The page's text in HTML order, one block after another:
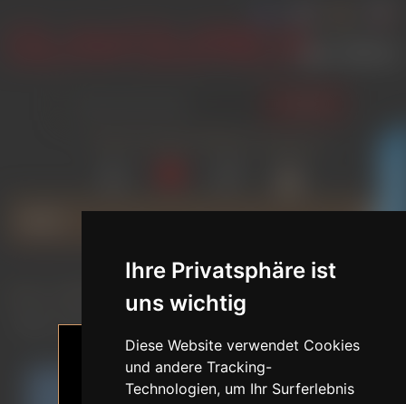
Ihre Privatsphäre ist
uns wichtig
Diese Website verwendet Cookies
und andere Tracking-
Technologien, um Ihr Surferlebnis
FUNWEST DOLL /
Molly / 160 cm / E Körbchen / Silikon Sexpuppe
GLAMOURICA CLUB RABATT